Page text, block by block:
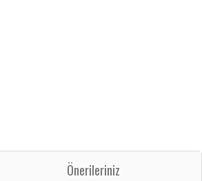
Önerileriniz